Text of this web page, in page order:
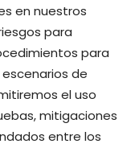
en nuestros
para
para
de
el uso
mitigaciones
entre los